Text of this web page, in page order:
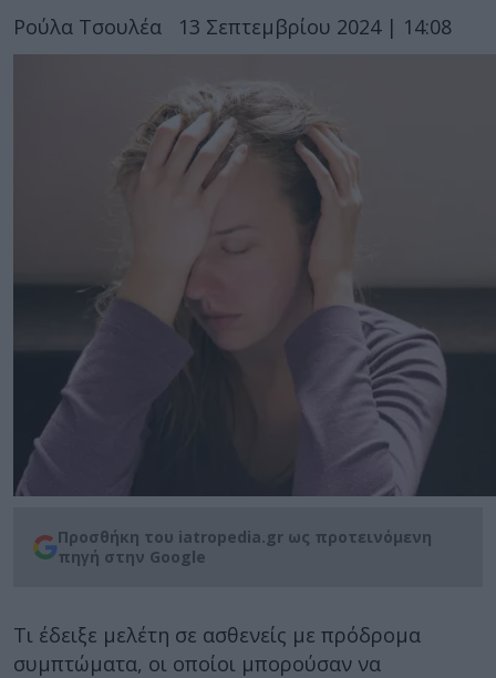
Ρούλα Τσουλέα 13 Σεπτεμβρίου 2024 | 14:08
Προσθήκη του iatropedia.gr ως προτεινόμενη
πηγή στην Google
Τι έδειξε μελέτη σε ασθενείς με πρόδρομα
συμπτώματα, οι οποίοι μπορούσαν να